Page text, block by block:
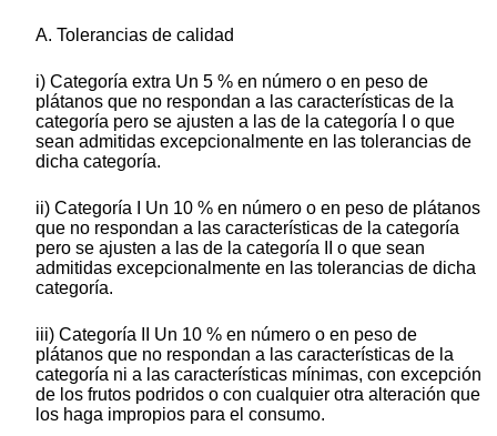
A. Tolerancias de calidad
i) Categoría extra Un 5 % en número o en peso de
plátanos que no respondan a las características de la
categoría pero se ajusten a las de la categoría I o que
sean admitidas excepcionalmente en las tolerancias de
dicha categoría.
ii) Categoría I Un 10 % en número o en peso de plátanos
que no respondan a las características de la categoría
pero se ajusten a las de la categoría II o que sean
admitidas excepcionalmente en las tolerancias de dicha
categoría.
iii) Categoría II Un 10 % en número o en peso de
plátanos que no respondan a las características de la
categoría ni a las características mínimas, con excepción
de los frutos podridos o con cualquier otra alteración que
los haga impropios para el consumo.